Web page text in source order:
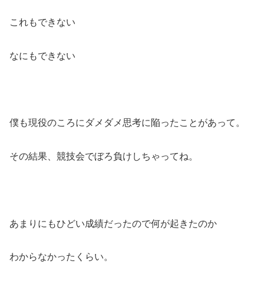
これもできない
なにもできない
僕も現役のころにダメダメ思考に陥ったことがあって。
その結果、競技会でぼろ負けしちゃってね。
あまりにもひどい成績だったので何が起きたのか
わからなかったくらい。